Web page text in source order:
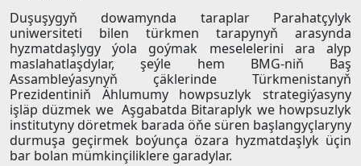
Duşuşygyň dowamynda taraplar Parahatçylyk
uniwersiteti bilen türkmen tarapynyň arasynda
hyzmatdaşlygy ýola goýmak meselelerini ara alyp
maslahatlaşdylar, şeýle hem BMG-niň Baş
Assambleýasynyň çäklerinde Türkmenistanyň
Prezidentiniň Ählumumy howpsuzlyk strategiýasyny
işläp düzmek we Aşgabatda Bitaraplyk we howpsuzlyk
institutyny döretmek barada öňe süren başlangyçlaryny
durmuşa geçirmek boýunça özara hyzmatdaşlyk üçin
bar bolan mümkinçiliklere garadylar.